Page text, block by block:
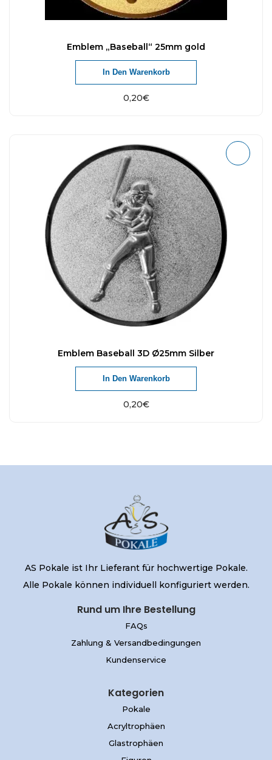
Emblem „Baseball“ 25mm gold
0,20€
In Den Warenkorb
Emblem Baseball 3D Ø25mm Silber
0,20€
In Den Warenkorb
AS Pokale ist Ihr Lieferant für hochwertige Pokale.
Alle Pokale können individuell konfiguriert werden.
Rund um Ihre Bestellung
FAQs
Zahlung & Versandbedingungen
Kundenservice
Kategorien
Pokale
Acryltrophäen
Glastrophäen